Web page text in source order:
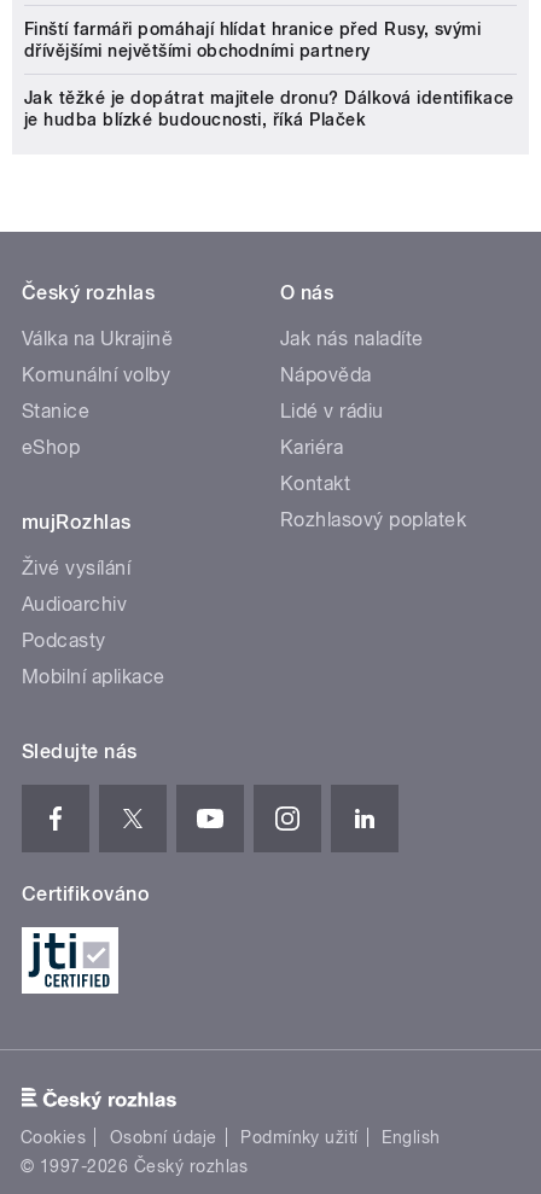
Finští farmáři pomáhají hlídat hranice před Rusy, svými
dřívějšími největšími obchodními partnery
Jak těžké je dopátrat majitele dronu? Dálková identifikace
je hudba blízké budoucnosti, říká Plaček
Český rozhlas
Válka na Ukrajině
Komunální volby
Stanice
eShop
mujRozhlas
Živé vysílání
Audioarchiv
Podcasty
Mobilní aplikace
O nás
Jak nás naladíte
Nápověda
Lidé v rádiu
Kariéra
Kontakt
Rozhlasový poplatek
Sledujte nás
Certifikováno
Cookies Osobní údaje Podmínky užití
English
© 1997-2026 Český rozhlas